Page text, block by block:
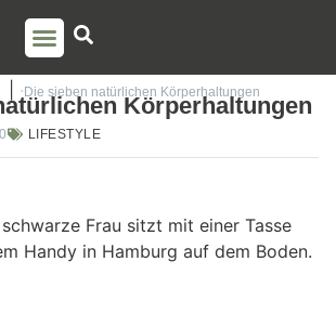
Die sieben natürlichen Körperhaltungen
Körperhaltungen
LIFESTYLE